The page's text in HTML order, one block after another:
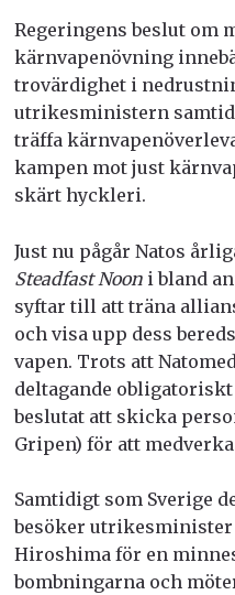
Regeringens beslut om
kärnvapenövning
trovärdighet i
utrikesministern
träffa
kampen mot just
skärt hyckleri.
Just nu pågår Natos
Steadfast Noon i bland
syftar till att träna
och visa upp dess
vapen. Trots att
deltagande
beslutat att skicka
Gripen) för att
Samtidigt som Sverige
besöker utrikesminister
Hiroshima för en
bombningarna och